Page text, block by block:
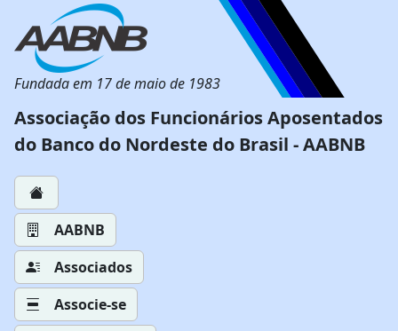
Fundada em 17 de maio de 1983
Associação dos Funcionários Aposentados
do Banco do Nordeste do Brasil - AABNB
AABNB
Associados
Associe-se